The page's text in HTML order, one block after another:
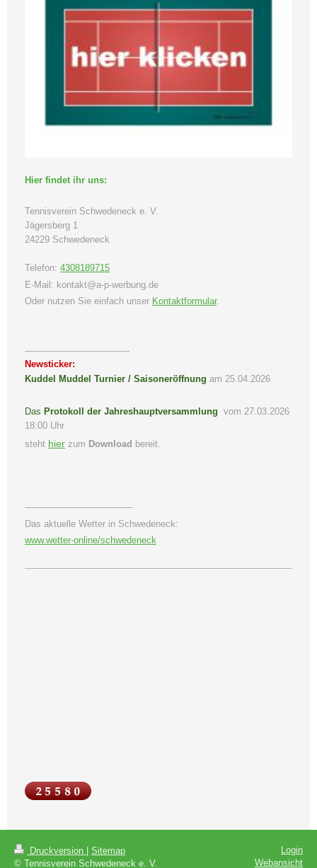
Hier findet ihr uns:
Tennisverein Schwedeneck e. V.
Jägersberg 1
24229 Schwedeneck
Telefon: 4308189715
E-Mail: kontakt@a-p-werbung.de
Oder nutzen Sie einfach unser Kontaktformular.
-------------------------------------
Newsticker:
Kuddel Muddel Turnier / Saisoneröffnung am 25.04.2026
Das Protokoll der Jahreshauptversammlung vom 27.03.2026
18:00 Uhr
steht hier zum Download bereit.
--------------------------------------
Das aktuelle Wetter in Schwedeneck:
www.wetter-online/schwedeneck
Druckversion
Sitemap
© Tennisverein Schwedeneck e. V.
Login
Webansicht